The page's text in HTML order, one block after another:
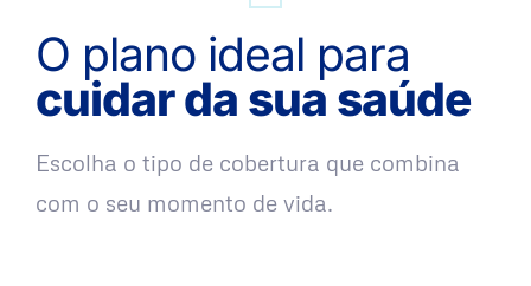
O plano ideal para
cuidar da sua saúde
Escolha o tipo de cobertura que combina
com o seu momento de vida.